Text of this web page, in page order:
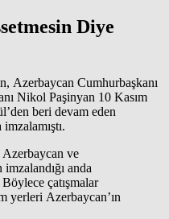
Diye
Azerbaycan Cumhurbaşkanı
Nikol Paşinyan 10 Kasım
beri devam eden
ve
anda
çatışmalar
yerleri Azerbaycan’ın